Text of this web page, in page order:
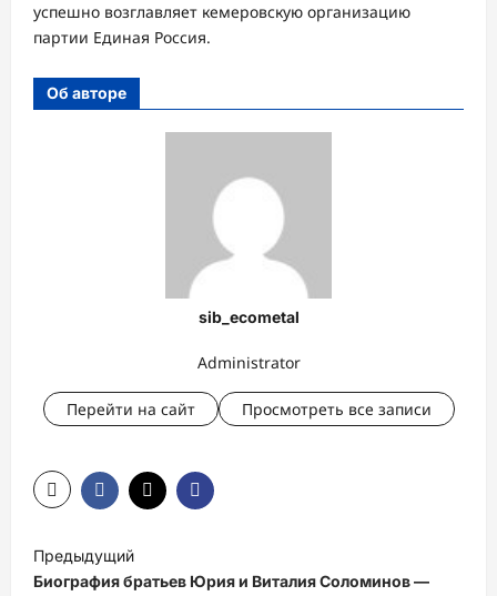
успешно возглавляет кемеровскую организацию
партии Единая Россия.
Об авторе
sib_ecometal
Administrator
Перейти на сайт Просмотреть все записи
Н
а
Предыдущий
Биография братьев Юрия и Виталия Соломинов —